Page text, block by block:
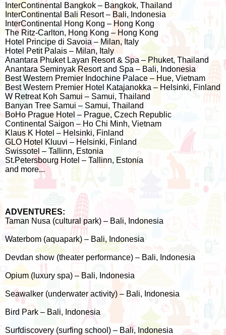
InterContinental Bangkok – Bangkok, Thailand
InterContinental Bali Resort – Bali, Indonesia
InterContinental Hong Kong – Hong Kong
The Ritz-Carlton, Hong Kong – Hong Kong
Hotel Principe di Savoia – Milan, Italy
Hotel Petit Palais – Milan, Italy
Anantara Phuket Layan Resort & Spa – Phuket, Thailand
Anantara Seminyak Resort and Spa – Bali, Indonesia
Best Western Premier Indochine Palace – Hue, Vietnam
Best Western Premier Hotel Katajanokka – Helsinki, Finland
W Retreat Koh Samui – Samui, Thailand
Banyan Tree Samui – Samui, Thailand
BoHo Prague Hotel – Prague, Czech Republic
Continental Saigon – Ho Chi Minh, Vietnam
Klaus K Hotel – Helsinki, Finland
GLO Hotel Kluuvi – Helsinki, Finland
Swissotel – Tallinn, Estonia
St.Petersbourg Hotel – Tallinn, Estonia
and more...
ADVENTURES:
Taman Nusa (cultural park) – Bali, Indonesia
Waterbom (aquapark) – Bali, Indonesia
Devdan show (theater performance) – Bali, Indonesia
Opium (luxury spa) – Bali, Indonesia
Seawalker (underwater activity) – Bali, Indonesia
Bird Park – Bali, Indonesia
Surfdiscovery (surfing school) – Bali, Indonesia